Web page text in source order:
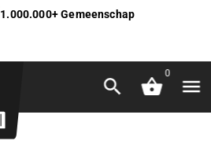
1.000.000+ Gemeenschap
0